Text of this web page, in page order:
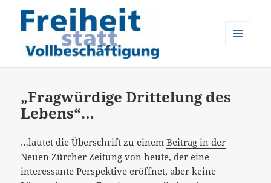
„Fragwürdige Drittelung des
Lebens“…
…lautet die Überschrift zu einemBeitrag in der
Neuen Zürcher Zeitung von heute, der eine
interessante Perspektive eröffnet, aber keine